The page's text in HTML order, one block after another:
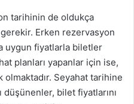
tarihinin de oldukça
Erken rezervasyon
uygun fiyatlarla biletler
planları yapanlar için ise,
Seyahat tarihine
düşünenler, bilet fiyatlarını